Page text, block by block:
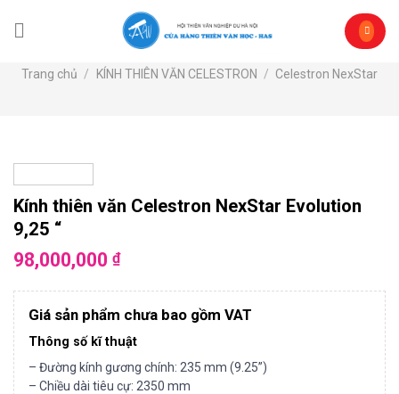
Trang chủ / KÍNH THIÊN VĂN CELESTRON / Celestron NexStar
Kính thiên văn Celestron NexStar Evolution
9,25 “
98,000,000 ₫
Giá sản phẩm chưa bao gồm VAT
Thông số kĩ thuật
– Đường kính gương chính: 235 mm (9.25”)
– Chiều dài tiêu cự: 2350 mm